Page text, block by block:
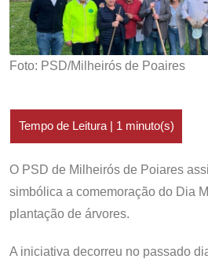
Foto: PSD/Milheirós de Poaires
O PSD de Milheirós de Poiares
simbólica a comemoração do Dia
plantação de árvores.
A iniciativa decorreu no passado